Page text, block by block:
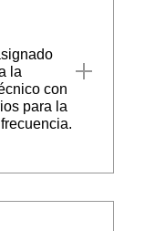
la
con
para la